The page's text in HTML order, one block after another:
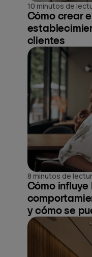
10 minutos de
Cómo crear
clientes
8 minutos de
Cómo influye
y cómo se